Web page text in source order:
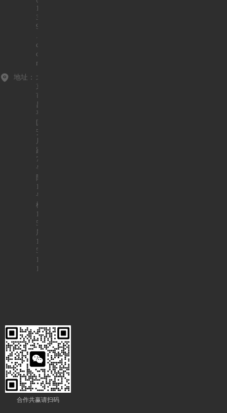
合作共赢请扫码
1
3
9
.
c
o
m
地址： 北
京
市
昌
平
区
安
居
路
7
号
院
1
号
楼
1
5
层
1
5
1
1